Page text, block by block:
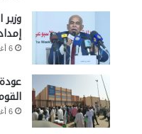
6 أغسطس، 2026
6 أغسطس، 2026